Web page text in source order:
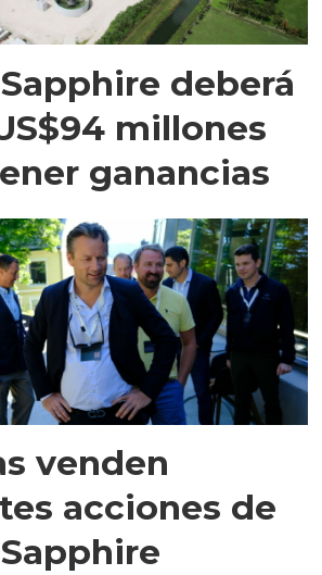
deberá
millones
ganancias
venden
acciones de